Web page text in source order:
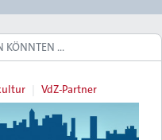
KÖNNTEN …
VdZ-Partner